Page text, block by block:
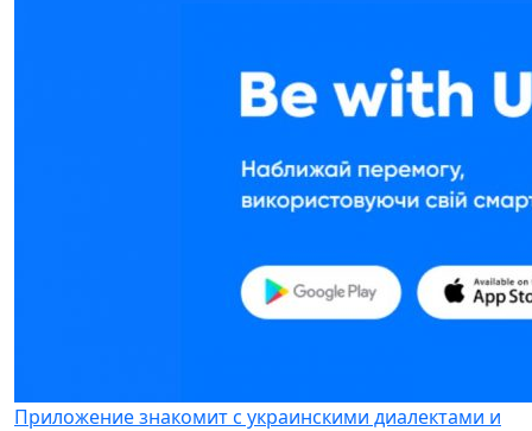
Приложение знакомит с украинскими диалектами и